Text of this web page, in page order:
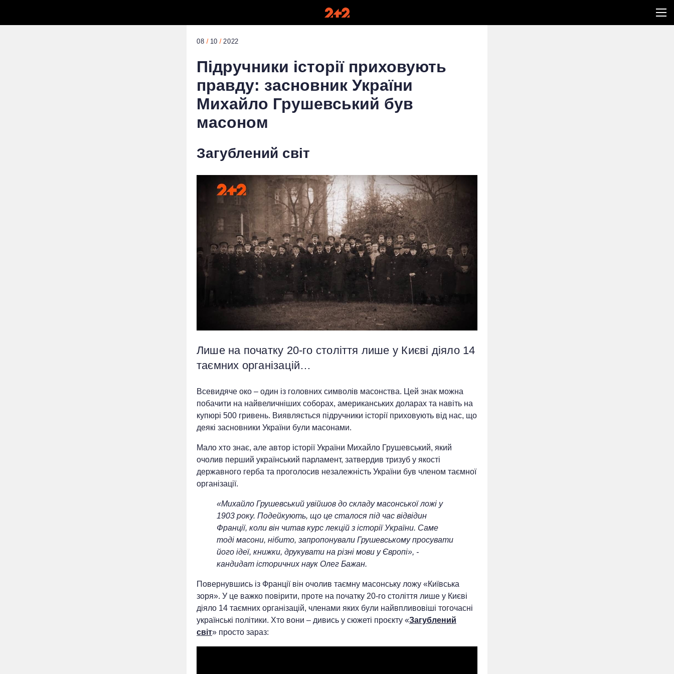
08 10 2022
Підручники історії приховують
правду: засновник України
Михайло Грушевський був
масоном
Загублений світ
Лише на початку 20-го століття лише у Києві діяло 14
таємних організацій…
Всевидяче око – один із головних символів масонства. Цей знак можна
побачити на найвеличніших соборах, американських доларах та навіть на
купюрі 500 гривень. Виявляється підручники історії приховують від нас, що
деякі засновники України були масонами.
Мало хто знає, але автор історії України Михайло Грушевський, який
очолив перший український парламент, затвердив тризуб у якості
державного герба та проголосив незалежність України був членом таємної
організації.
«Михайло Грушевський увійшов до складу масонської ложі у
1903 року. Подейкують, що це сталося під час відвідин
Франції, коли він читав курс лекцій з історії України. Саме
тоді масони, нібито, запропонували Грушевському просувати
його ідеї, книжки, друкувати на різні мови у Європі», -
кандидат історичних наук Олег Бажан.
Повернувшись із Франції він очолив таємну масонську ложу «Київська
зоря». У це важко повірити, проте на початку 20-го століття лише у Києві
діяло 14 таємних організацій, членами яких були найвпливовіші тогочасні
українські політики. Хто вони – дивись у сюжеті проєкту «Загублений
світ» просто зараз: